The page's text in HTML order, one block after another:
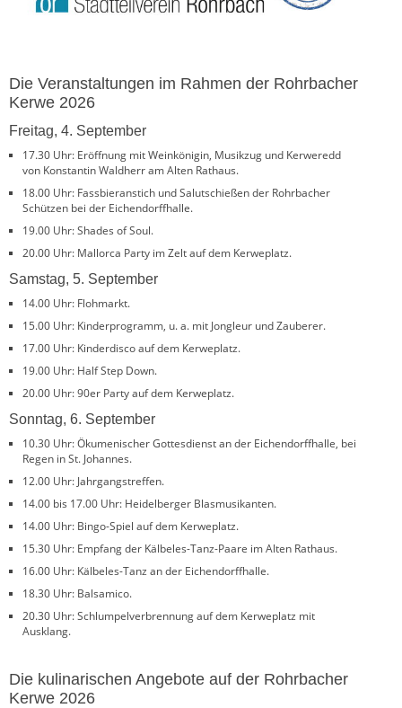
Die Veranstaltungen im Rahmen der Rohrbacher
Kerwe 2026
Freitag, 4. September
17.30 Uhr: Eröffnung mit Weinkönigin, Musikzug und Kerweredd
von Konstantin Waldherr am Alten Rathaus.
18.00 Uhr: Fassbieranstich und Salutschießen der Rohrbacher
Schützen bei der Eichendorffhalle.
19.00 Uhr: Shades of Soul.
20.00 Uhr: Mallorca Party im Zelt auf dem Kerweplatz.
Samstag, 5. September
14.00 Uhr: Flohmarkt.
15.00 Uhr: Kinderprogramm, u. a. mit Jongleur und Zauberer.
17.00 Uhr: Kinderdisco auf dem Kerweplatz.
19.00 Uhr: Half Step Down.
20.00 Uhr: 90er Party auf dem Kerweplatz.
Sonntag, 6. September
10.30 Uhr: Ökumenischer Gottesdienst an der Eichendorffhalle, bei
Regen in St. Johannes.
12.00 Uhr: Jahrgangstreffen.
14.00 bis 17.00 Uhr: Heidelberger Blasmusikanten.
14.00 Uhr: Bingo-Spiel auf dem Kerweplatz.
15.30 Uhr: Empfang der Kälbeles-Tanz-Paare im Alten Rathaus.
16.00 Uhr: Kälbeles-Tanz an der Eichendorffhalle.
18.30 Uhr: Balsamico.
20.30 Uhr: Schlumpelverbrennung auf dem Kerweplatz mit
Ausklang.
Die kulinarischen Angebote auf der Rohrbacher
Kerwe 2026